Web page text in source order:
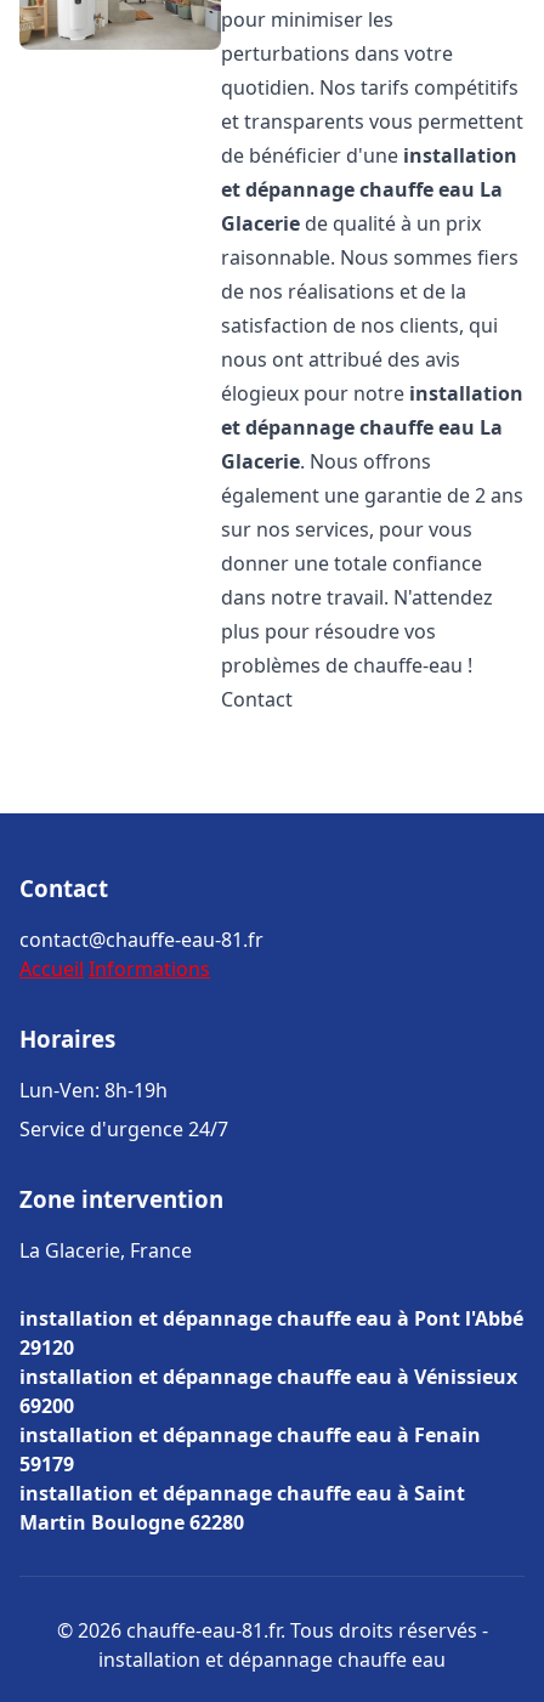
pour minimiser les
perturbations dans votre
quotidien. Nos tarifs compétitifs
et transparents vous permettent
de bénéficier d'une installation
et dépannage chauffe eau La
Glacerie de qualité à un prix
raisonnable. Nous sommes fiers
de nos réalisations et de la
satisfaction de nos clients, qui
nous ont attribué des avis
élogieux pour notre installation
et dépannage chauffe eau La
Glacerie. Nous offrons
également une garantie de 2 ans
sur nos services, pour vous
donner une totale confiance
dans notre travail. N'attendez
plus pour résoudre vos
problèmes de chauffe-eau !
Contact
Contact
contact@chauffe-eau-81.fr
Accueil Informations
Horaires
Lun-Ven: 8h-19h
Service d'urgence 24/7
Zone intervention
La Glacerie, France
installation et dépannage chauffe eau à Pont l'Abbé
29120
installation et dépannage chauffe eau à Vénissieux
69200
installation et dépannage chauffe eau à Fenain
59179
installation et dépannage chauffe eau à Saint
Martin Boulogne 62280
© 2026 chauffe-eau-81.fr. Tous droits réservés -
installation et dépannage chauffe eau